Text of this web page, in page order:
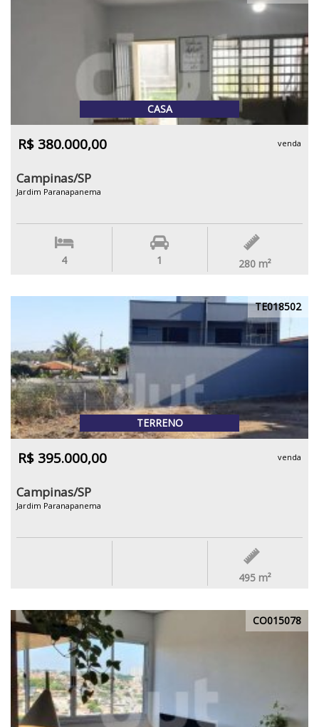
CASA
R$ 380.000,00 venda
Campinas/SP
Jardim Paranapanema
4 1 280 m²
TE018502
TERRENO
R$ 395.000,00 venda
Campinas/SP
Jardim Paranapanema
495 m²
CO015078